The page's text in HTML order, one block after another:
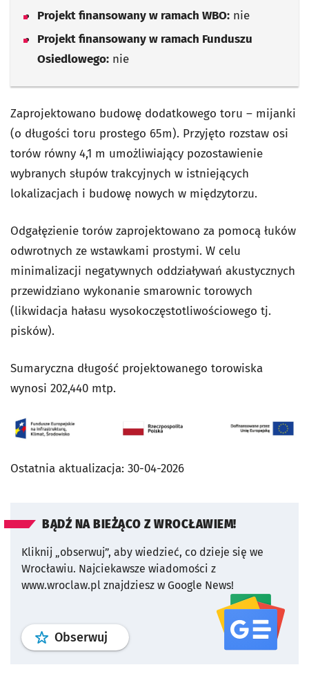
Projekt finansowany w ramach WBO: nie
Projekt finansowany w ramach Funduszu
Osiedlowego: nie
Zaprojektowano budowę dodatkowego toru – mijanki
(o długości toru prostego 65m). Przyjęto rozstaw osi
torów równy 4,1 m umożliwiający pozostawienie
wybranych słupów trakcyjnych w istniejących
lokalizacjach i budowę nowych w międzytorzu.
Odgałęzienie torów zaprojektowano za pomocą łuków
odwrotnych ze wstawkami prostymi. W celu
minimalizacji negatywnych oddziaływań akustycznych
przewidziano wykonanie smarownic torowych
(likwidacja hałasu wysokoczęstotliwościowego tj.
pisków).
Sumaryczna długość projektowanego torowiska
wynosi 202,440 mtp.
Ostatnia aktualizacja: 30-04-2026
BĄDŹ NA BIEŻĄCO Z WROCŁAWIEM!
Kliknij „obserwuj”, aby wiedzieć, co dzieje się we
Wrocławiu. Najciekawsze wiadomości z
www.wroclaw.pl znajdziesz w Google News!
Obserwuj profil serwisu